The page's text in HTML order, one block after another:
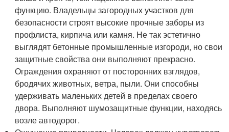
функцию. Владельцы загородных участков для
безопасности строят высокие прочные заборы из
профлиста, кирпича или камня. Не так эстетично
выглядят бетонные промышленные изгороди, но свои
защитные свойства они выполняют прекрасно.
Ограждения охраняют от посторонних взглядов,
бродячих животных, ветра, пыли. Они способны
удерживать маленьких детей в пределах своего
двора. Выполняют шумозащитные функции, находясь
возле автодорог.